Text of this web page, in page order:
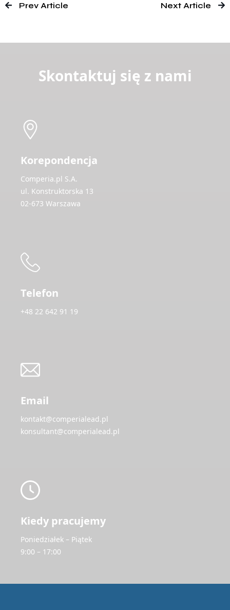
Prev Article Next Article
Skontaktuj się z nami
Korepondencja
Comperia.pl S.A.
ul. Konstruktorska 13
02-673 Warszawa
Telefon
+48 22 642 91 19
Email
kontakt@comperialead.pl
konsultant@comperialead.pl
Kiedy pracujemy
Poniedziałek – Piątek
9:00 – 17:00